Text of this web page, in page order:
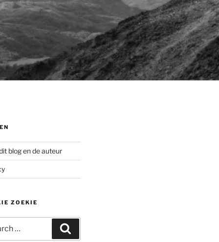
blog en de auteur
ZOEKIE